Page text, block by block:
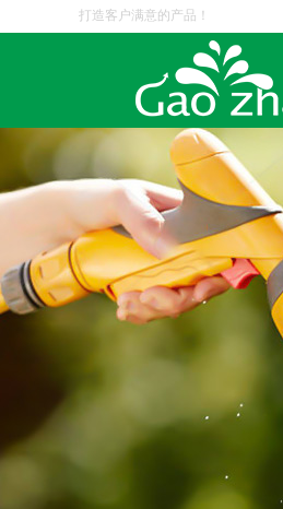
打造客户满意的产品！